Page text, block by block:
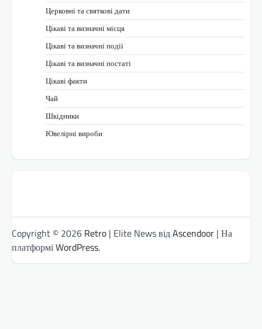
Церковні та святкові дати
Цікаві та визначні місця
Цікаві та визначні події
Цікаві та визначні постаті
Цікаві факти
Чай
Шкідники
Ювелірні вироби
Copyright © 2026 Retro | Elite News відAscendoor | На
платформіWordPress.